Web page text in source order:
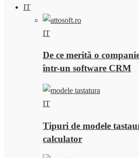
IT
IT
De ce merită o
într-un software CRM
IT
Tipuri de modele
calculator